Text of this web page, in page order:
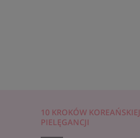
10 KROKÓW KOREAŃSKIEJ
PIELĘGANCJI